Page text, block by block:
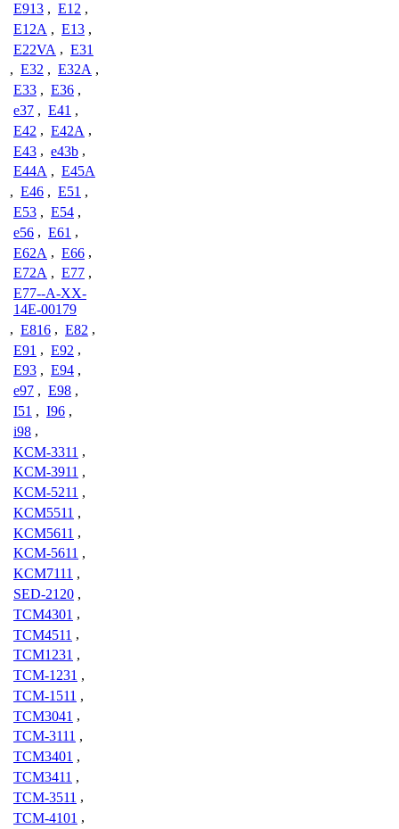
E913 , E12 ,
E12A , E13 ,
E22VA , E31
, E32 , E32A ,
E33 , E36 ,
e37 , E41 ,
E42 , E42A ,
E43 , e43b ,
E44A , E45A
, E46 , E51 ,
E53 , E54 ,
e56 , E61 ,
E62A , E66 ,
E72A , E77 ,
E77--A-XX-
14E-00179
, E816 , E82 ,
E91 , E92 ,
E93 , E94 ,
e97 , E98 ,
I51 , I96 ,
i98 ,
KCM-3311 ,
KCM-3911 ,
KCM-5211 ,
KCM5511 ,
KCM5611 ,
KCM-5611 ,
KCM7111 ,
SED-2120 ,
TCM4301 ,
TCM4511 ,
TCM1231 ,
TCM-1231 ,
TCM-1511 ,
TCM3041 ,
TCM-3111 ,
TCM3401 ,
TCM3411 ,
TCM-3511 ,
TCM-4101 ,